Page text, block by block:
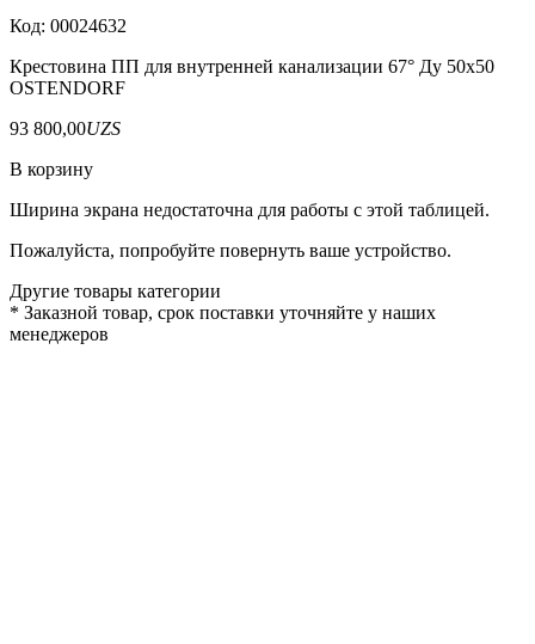
Код: 00024632
Крестовина ПП для внутренней канализации 67° Ду 50х50
OSTENDORF
93 800,00UZS
В корзину
Ширина экрана недостаточна для работы с этой таблицей.
Пожалуйста, попробуйте повернуть ваше устройство.
Другие товары категории
* Заказной товар, срок поставки уточняйте у наших
менеджеров